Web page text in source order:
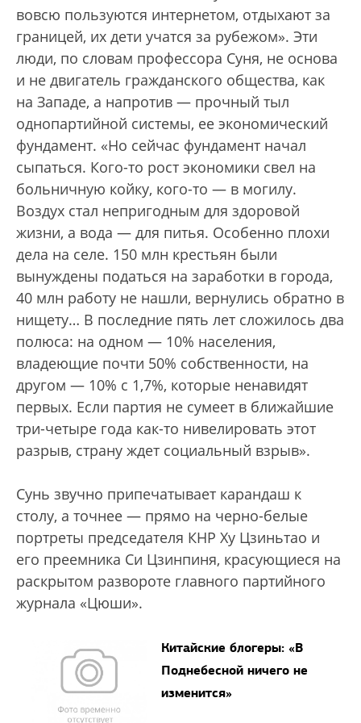
вовсю пользуются интернетом, отдыхают за
границей, их дети учатся за рубежом». Эти
люди, по словам профессора Суня, не основа
и не двигатель гражданского общества, как
на Западе, а напротив — прочный тыл
однопартийной системы, ее экономический
фундамент. «Но сейчас фундамент начал
сыпаться. Кого-то рост экономики свел на
больничную койку, кого-то — в могилу.
Воздух стал непригодным для здоровой
жизни, а вода — для питья. Особенно плохи
дела на селе. 150 млн крестьян были
вынуждены податься на заработки в города,
40 млн работу не нашли, вернулись обратно в
нищету… В последние пять лет сложилось два
полюса: на одном — 10% населения,
владеющие почти 50% собственности, на
другом — 10% с 1,7%, которые ненавидят
первых. Если партия не сумеет в ближайшие
три-четыре года как-то нивелировать этот
разрыв, страну ждет социальный взрыв».
Сунь звучно припечатывает карандаш к
столу, а точнее — прямо на черно-белые
портреты председателя КНР Ху Цзиньтао и
его преемника Си Цзинпиня, красующиеся на
раскрытом развороте главного партийного
журнала «Цюши».
Китайские блогеры: «В
Поднебесной ничего не
изменится»